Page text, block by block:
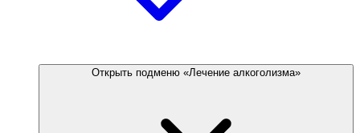
Открыть подменю «Лечение алкоголизма»